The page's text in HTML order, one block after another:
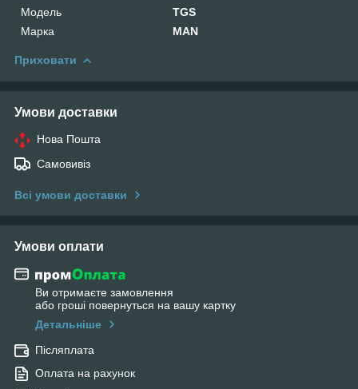
Мoдель
TGS
Марка
MAN
Приховати
Умови доставки
Нова Пошта
Самовивіз
Всі умови доставки
Умови оплати
Ви отримаєте замовлення
або гроші повернуться на вашу картку
Детальніше
Післяплата
Оплата на рахунок